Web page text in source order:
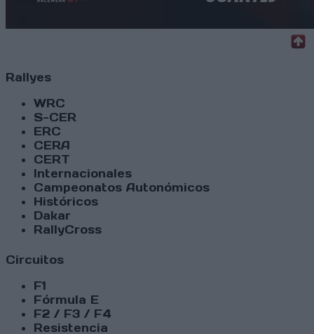
Rallyes
WRC
S-CER
ERC
CERA
CERT
Internacionales
Campeonatos Autonómicos
Históricos
Dakar
RallyCross
Circuitos
F1
Fórmula E
F2 / F3 / F4
Resistencia